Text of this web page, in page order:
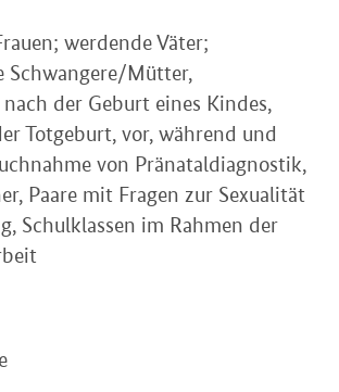
werdende Väter;
Schwangere/Mütter,
der Geburt eines Kindes,
Totgeburt, vor, während und
von Pränataldiagnostik,
Paare mit Fragen zur Sexualität
Schulklassen im Rahmen der